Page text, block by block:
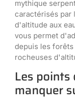
mythique
caractérisés par
d'altitude aux
vous permet
depuis les
rocheuses
Les
manquer